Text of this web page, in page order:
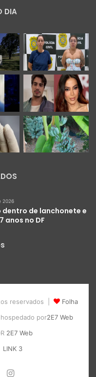
DIA
2026
de lanchonete e
anos no DF
reservados |
Folha
por2E7 Web
2E7 Web
LINK 3
Instagram